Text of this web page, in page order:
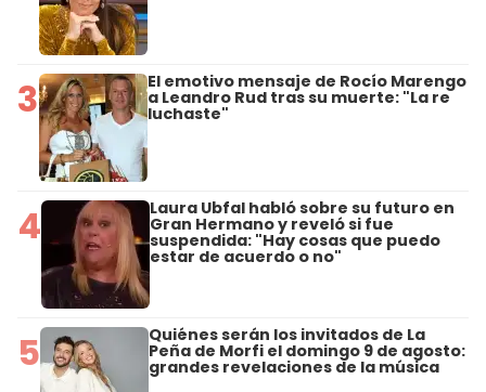
3 El emotivo mensaje de Rocío Marengo
a Leandro Rud tras su muerte: "La re
luchaste"
4 Laura Ubfal habló sobre su futuro en
Gran Hermano y reveló si fue
suspendida: "Hay cosas que puedo
estar de acuerdo o no"
5 Quiénes serán los invitados de La
Peña de Morfi el domingo 9 de agosto:
grandes revelaciones de la música